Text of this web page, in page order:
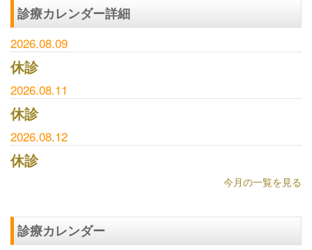
診療カレンダー詳細
2026.08.09
休診
2026.08.11
休診
2026.08.12
休診
今月の一覧を見る
診療カレンダー